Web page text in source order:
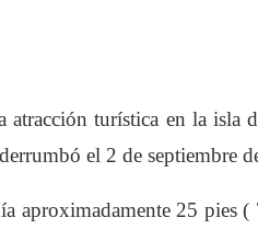
atracción turística en la isla
el 2 de septiembre
aproximadamente 25 pies